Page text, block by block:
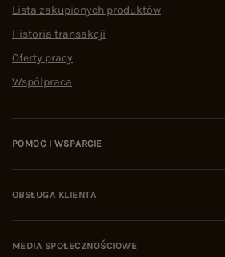
Lista zakupionych produktów
Historia transakcji
Oferty pracy
Współpraca
POMOC I WSPARCIE
OBSŁUGA KLIENTA
MEDIA SPOŁECZNOŚCIOWE